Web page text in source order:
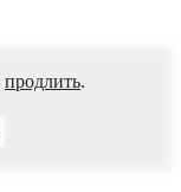
продлить.